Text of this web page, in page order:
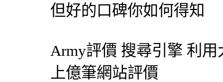
但好的口碑你如何得知
Army評價 搜尋引擎 利用
上億筆網站評價